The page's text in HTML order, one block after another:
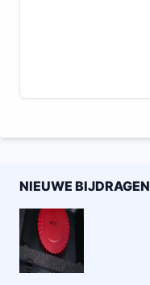
NIEUWE BIJDRAGEN